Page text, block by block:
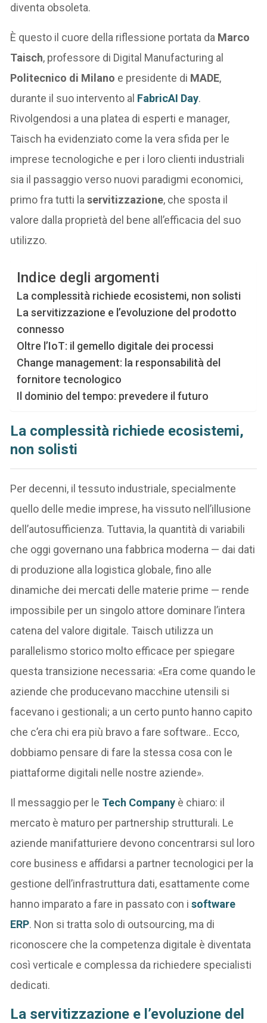
diventa obsoleta.
È questo il cuore della riflessione portata da Marco
Taisch, professore di Digital Manufacturing al
Politecnico di Milano e presidente di MADE,
durante il suo intervento al FabricAI Day.
Rivolgendosi a una platea di esperti e manager,
Taisch ha evidenziato come la vera sfida per le
imprese tecnologiche e per i loro clienti industriali
sia il passaggio verso nuovi paradigmi economici,
primo fra tutti laservitizzazione, che sposta il
valore dalla proprietà del bene all’efficacia del suo
utilizzo.
Indice degli argomenti
La complessità richiede ecosistemi, non solisti
La servitizzazione e l’evoluzione del prodotto
connesso
Oltre l’IoT: il gemello digitale dei processi
Change management: la responsabilità del
fornitore tecnologico
Il dominio del tempo: prevedere il futuro
La complessità richiede ecosistemi,
non solisti
Per decenni, il tessuto industriale, specialmente
quello delle medie imprese, ha vissuto nell’illusione
dell’autosufficienza. Tuttavia, la quantità di variabili
che oggi governano una fabbrica moderna — dai dati
di produzione alla logistica globale, fino alle
dinamiche dei mercati delle materie prime — rende
impossibile per un singolo attore dominare l’intera
catena del valore digitale. Taisch utilizza un
parallelismo storico molto efficace per spiegare
questa transizione necessaria: «Era come quando le
aziende che producevano macchine utensili si
facevano i gestionali; a un certo punto hanno capito
che c’era chi era più bravo a fare software.. Ecco,
dobbiamo pensare di fare la stessa cosa con le
piattaforme digitali nelle nostre aziende».
Il messaggio per le Tech Company è chiaro: il
mercato è maturo per partnership strutturali. Le
aziende manifatturiere devono concentrarsi sul loro
core business e affidarsi a partner tecnologici per la
gestione dell’infrastruttura dati, esattamente come
hanno imparato a fare in passato con isoftware
ERP. Non si tratta solo di outsourcing, ma di
riconoscere che la competenza digitale è diventata
così verticale e complessa da richiedere specialisti
dedicati.
La servitizzazione e l’evoluzione del